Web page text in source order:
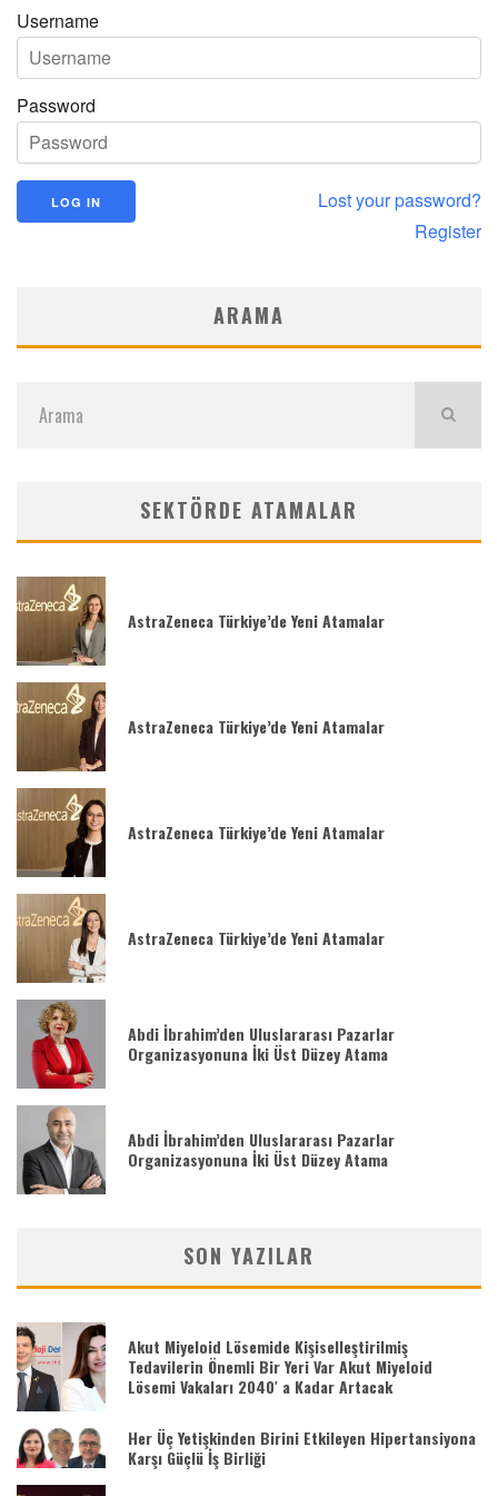
Username
Password
Lost your password?
Register
ARAMA
SEKTÖRDE ATAMALAR
AstraZeneca Türkiye’de Yeni Atamalar
AstraZeneca Türkiye’de Yeni Atamalar
AstraZeneca Türkiye’de Yeni Atamalar
AstraZeneca Türkiye’de Yeni Atamalar
Abdi İbrahim’den Uluslararası Pazarlar
Organizasyonuna İki Üst Düzey Atama
Abdi İbrahim’den Uluslararası Pazarlar
Organizasyonuna İki Üst Düzey Atama
SON YAZILAR
Akut Miyeloid Lösemide Kişiselleştirilmiş
Tedavilerin Önemli Bir Yeri Var Akut Miyeloid
Lösemi Vakaları 2040′ a Kadar Artacak
Her Üç Yetişkinden Birini Etkileyen Hipertansiyona
Karşı Güçlü İş Birliği